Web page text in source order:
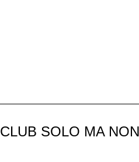
CLUB SOLO MA